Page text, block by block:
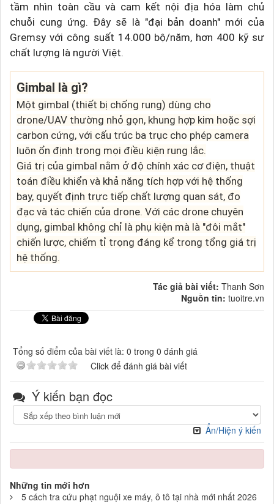
tầm nhìn toàn cầu và cam kết nội địa hóa làm chủ
chuỗi cung ứng. Đây sẽ là "đại bản doanh" mới của
Gremsy với công suất 14.000 bộ/năm, hơn 400 kỹ sư
chất lượng là người Việt.
Gimbal là gì?
Một gimbal (thiết bị chống rung) dùng cho
drone/UAV thường nhỏ gọn, khung hợp kim hoặc sợi
carbon cứng, với cấu trúc ba trục cho phép camera
luôn ổn định trong mọi điều kiện rung lắc.
Giá trị của gimbal nằm ở độ chính xác cơ điện, thuật
toán điều khiển và khả năng tích hợp với hệ thống
bay, quyết định trực tiếp chất lượng quan sát, đo
đạc và tác chiến của drone. Với các drone chuyên
dụng, gimbal không chỉ là phụ kiện mà là "đôi mắt"
chiến lược, chiếm tỉ trọng đáng kể trong tổng giá trị
hệ thống.
Tác giả bài viết: Thanh Sơn
Nguồn tin: tuoitre.vn
Tổng số điểm của bài viết là: 0 trong 0 đánh giá
Click để đánh giá bài viết
Ý kiến bạn đọc
Ẩn/Hiện ý kiến
Những tin mới hơn
5 cách tra cứu phạt nguội xe máy, ô tô tại nhà mới nhất 2026